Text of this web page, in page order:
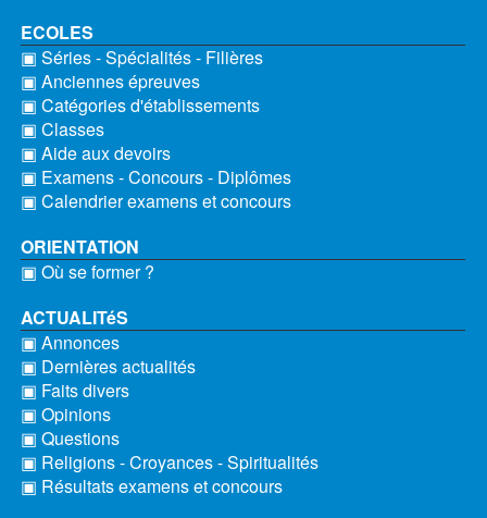
ECOLES
▣ Séries - Spécialités - Filières
▣ Anciennes épreuves
▣ Catégories d'établissements
▣ Classes
▣ Aide aux devoirs
▣ Examens - Concours - Diplômes
▣ Calendrier examens et concours
ORIENTATION
▣ Où se former ?
ACTUALITéS
▣ Annonces
▣ Dernières actualités
▣ Faits divers
▣ Opinions
▣ Questions
▣ Religions - Croyances - Spiritualités
▣ Résultats examens et concours